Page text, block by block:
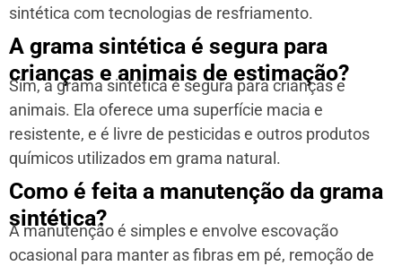
sintética com tecnologias de resfriamento.
A grama sintética é segura para
crianças e animais de estimação?
Sim, a grama sintética é segura para crianças e
animais. Ela oferece uma superfície macia e
resistente, e é livre de pesticidas e outros produtos
químicos utilizados em grama natural.
Como é feita a manutenção da grama
sintética?
A manutenção é simples e envolve escovação
ocasional para manter as fibras em pé, remoção de